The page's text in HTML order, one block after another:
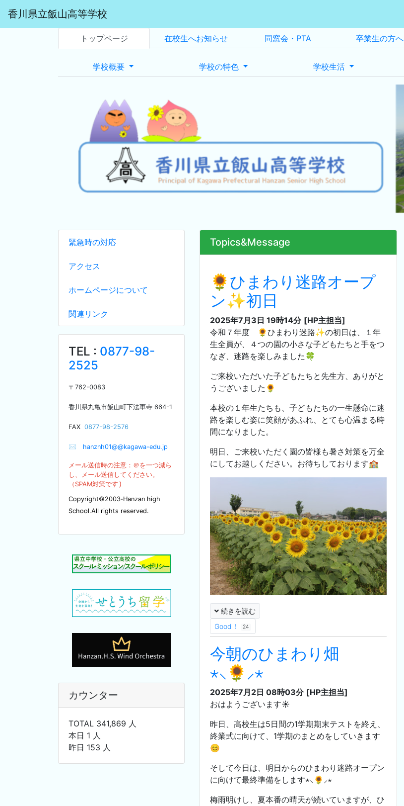
香川県立飯山高等学校
トップページ 在校生へお知らせ 同窓会・PTA 卒業生の方へ
学校概要 学校の特色 学校生活
緊急時の対応
アクセス
ホームページについて
関連リンク
TEL : 0877-98-
2525
〒 762-0083
香川県丸亀市飯山町下法軍寺 664-1
FAX 0877-98-2576
✉ hanznh01@@kagawa-edu.jp
メール送信時の注意：＠を一つ減ら
し、メール送信してください。
（SPAM対策です ）
Copyright©2003‐Hanzan high
School.All rights reserved.
カウンター
TOTAL 341,869 人
本日 1 人
昨日 153 人
Topics&Message
🌻ひまわり迷路オープ
ン✨初日
2025年7月3日 19時14分 [HP主担当]
令和７年度 🌻ひまわり迷路✨の初日は、１年
生全員が、４つの園の小さな子どもたちと手をつ
なぎ、迷路を楽しみました🍀
ご来校いただいた子どもたちと先生方、ありがと
うございました🌻
本校の１年生たちも、子どもたちの一生懸命に迷
路を楽しむ姿に笑顔があふれ、とても心温まる時
間になりました。
明日、ご来校いただく園の皆様も暑さ対策を万全
にしてお越しください。お待ちしております🏫
続きを読む
Good！
24
今朝のひまわり畑
⋆⸜🌻⸝‍⋆
2025年7月2日 08時03分 [HP主担当]
おはようございます☀️
昨日、高校生は5日間の1学期期末テストを終え、
終業式に向けて、1学期のまとめをしていきます
😊
そして今日は、明日からのひまわり迷路オープン
に向けて最終準備をします⋆⸜🌻⸝‍⋆
梅雨明けし、夏本番の晴天が続いていますが、ひ